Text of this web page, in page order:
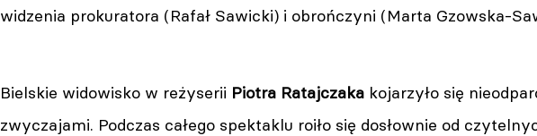
widzenia prokuratora (Rafał Sawicki) i obrończyni (Marta Gzowska-
Bielskie widowisko w reżyserii Piotra Ratajczaka kojarzyło się
zwyczajami. Podczas całego spektaklu roiło się dosłownie od